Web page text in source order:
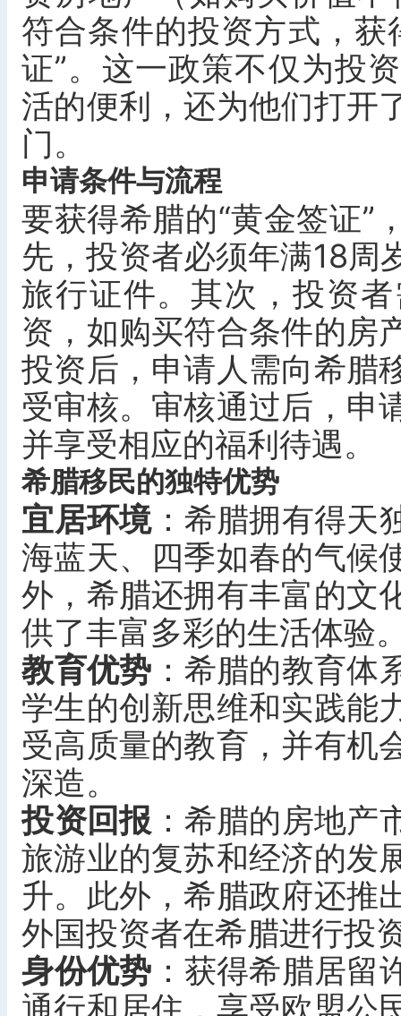
符合条件的投资方式，
证”。这一政策不仅为投
活的便利，还为他们打开
门。
申请条件与流程
要获得希腊的“黄金签证”
先，投资者必须年满18周
旅行证件。其次，投资
资，如购买符合条件的房
投资后，申请人需向希腊
受审核。审核通过后，申
并享受相应的福利待遇。
希腊移民的独特优势
宜居环境：希腊拥有得天
海蓝天、四季如春的气候
外，希腊还拥有丰富的文
供了丰富多彩的生活体验
教育优势 ：希腊的教育
学生的创新思维和实践能
受高质量的教育，并有机
深造。
投资回报 ：希腊的房地
旅游业的复苏和经济的发
升。此外，希腊政府还推
外国投资者在希腊进行投
身份优势 ：获得希腊居
通行和居住，享受欧盟公